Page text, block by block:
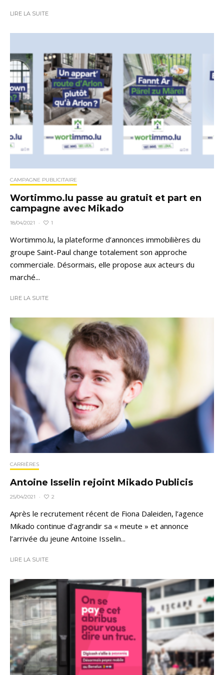
LIRE LA SUITE
CAMPAGNE PUBLICITAIRE
Wortimmo.lu passe au gratuit et part en
campagne avec Mikado
18/04/2021 · 1
Wortimmo.lu, la plateforme d’annonces immobilières du
groupe Saint-Paul change totalement son approche
commerciale. Désormais, elle propose aux acteurs du
marché...
LIRE LA SUITE
CARRIÈRES
Antoine Isselin rejoint Mikado Publicis
25/04/2021 · 2
Après le recrutement récent de Fiona Daleiden, l’agence
Mikado continue d’agrandir sa « meute » et annonce
l’arrivée du jeune Antoine Isselin...
LIRE LA SUITE